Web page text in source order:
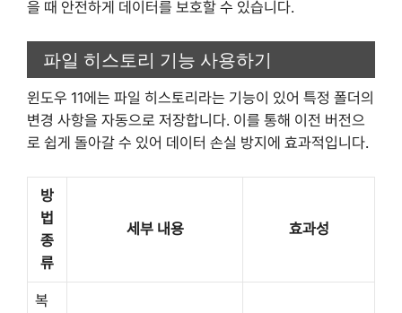
을 때 안전하게 데이터를 보호할 수 있습니다.
파일 히스토리 기능 사용하기
윈도우 11에는 파일 히스토리라는 기능이 있어 특정 폴더의
변경 사항을 자동으로 저장합니다. 이를 통해 이전 버전으
로 쉽게 돌아갈 수 있어 데이터 손실 방지에 효과적입니다.
방
법
종
류
세부 내용 효과성
복